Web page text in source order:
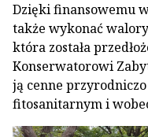
Dzięki finansowemu
także wykonać
która została
Konserwatorowi
ją cenne
fitosanitarnym i